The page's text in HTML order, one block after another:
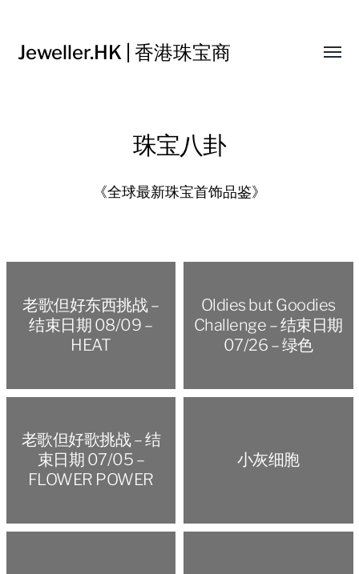
Jeweller.HK | 香港珠宝商
珠宝八卦
《全球最新珠宝首饰品鉴》
老歌但好东西挑战 –
结束日期 08/09 –
HEAT
Oldies but Goodies
Challenge – 结束日期
07/26 – 绿色
老歌但好歌挑战 – 结
束日期 07/05 –
FLOWER POWER
小灰细胞